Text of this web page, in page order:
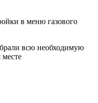
в меню газового
всю необходимую